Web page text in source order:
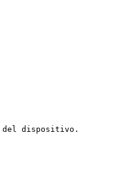
del dispositivo.